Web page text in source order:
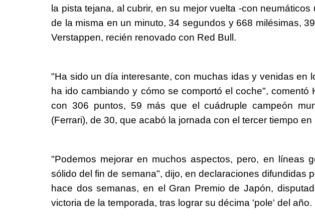
la pista tejana, al cubrir, en su mejor vuelta -con
de la misma en un minuto, 34 segundos y 668 milésimas,
Verstappen, recién renovado con Red Bull.
"Ha sido un día interesante, con muchas idas y venidas en
ha ido cambiando y cómo se comportó el coche", comentó
con 306 puntos, 59 más que el cuádruple campeón
(Ferrari), de 30, que acabó la jornada con el tercer tiempo
"Podemos mejorar en muchos aspectos, pero, en líneas
sólido del fin de semana", dijo, en declaraciones difundidas
hace dos semanas, en el Gran Premio de Japón,
victoria de la temporada, tras lograr su décima 'pole' del año.